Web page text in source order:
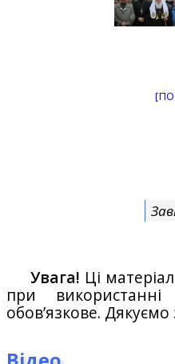
Увага! Ці
при
обов’язкове.